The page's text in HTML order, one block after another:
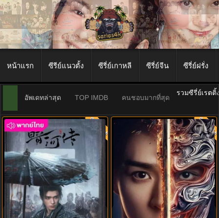
หน้าแรก ซีรีย์แนวตั้ง ซีรี่ย์เกาหลี ซีรี่ย์จีน ซีรี่ย์ฝรั่ง
อัพเดทล่าสุด TOP IMDB คนชอบมากที่สุด
รวมซีรี่ย์เรตติ้
ตำนานนทีมืด (2025) Blood River
8.0 พากย์ไทย
Blood River ซับไทย (2025) ตำนาน
พากย์ไทย